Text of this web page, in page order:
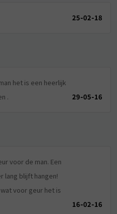
25-02-18
het is een heerlijk
.
29-05-16
voor de man. Een
lang blijft hangen!
voor geur het is
16-02-16